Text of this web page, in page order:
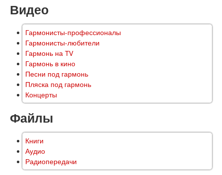
Видео
Гармонисты-профессионалы
Гармонисты-любители
Гармонь на TV
Гармонь в кино
Песни под гармонь
Пляска под гармонь
Концерты
Файлы
Книги
Аудио
Радиопередачи